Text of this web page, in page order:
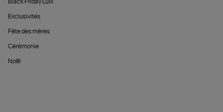
Black Friday Lulli
Exclusivités
Fête des mères
Cérémonie
Noël